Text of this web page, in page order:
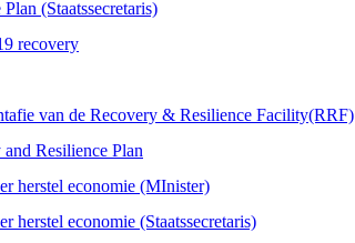
(Staatssecretaris)
recovery
van de Recovery & Resilience Facility(RRF)
Resilience Plan
herstel economie (MInister)
herstel economie (Staatssecretaris)